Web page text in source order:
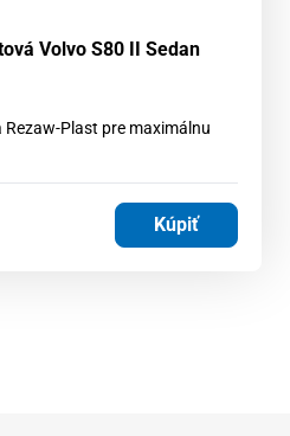
Volvo S80 II Sedan
Plast pre maximálnu
Kúpiť